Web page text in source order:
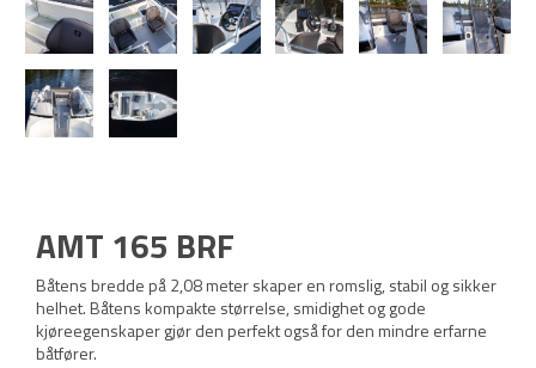
AMT 165 BRF
Båtens bredde på 2,08 meter skaper en romslig, stabil og sikker
helhet. Båtens kompakte størrelse, smidighet og gode
kjøreegenskaper gjør den perfekt også for den mindre erfarne
båtfører.